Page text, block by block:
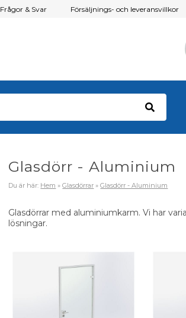
Frågor & Svar Försäljnings- och leveransvillkor
Glasdörr - Aluminium
Du är här: Hem »Glasdörrar »Glasdörr - Aluminium
Glasdörrar med aluminiumkarm. Vi har
lösningar.